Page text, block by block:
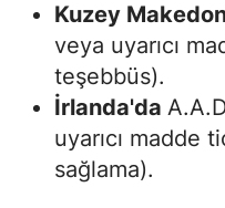
Kuzey
veya uyarıcı
teşebbüs).
İrlanda'da
uyarıcı madde
sağlama).